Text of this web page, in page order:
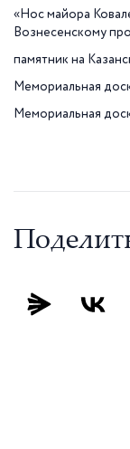
«Нос майора
Вознесенскому
памятник на
Мемориальная
Мемориальная